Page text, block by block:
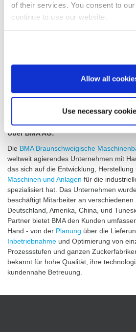
of their services. You consent to
continue to use our website.
Allow all
Use necessary
übernommen.
„Die Produkte der BMA sind
Erfahrung, unsere Kunden bei der
BMA steht von je her für innovative
Verfahren. Mit unserer Produktpalette
Über BMA AG:
Die BMA Braunschweigische
weltweit agierendes Unternehmen mit
das sich auf die Entwicklung,
Maschinen und Anlagen für die
spezialisiert hat. Das Unternehmen
beschäftigt Mitarbeiter an verschiedenen
Deutschland, Amerika, China, und
Partner bietet BMA den Kunden
Hand - von der Planung über die
Inbetriebnahme und Optimierung von
Prozessstufen und ganzen
bekannt für hohe Qualität, ihre
kundennahe Betreuung.